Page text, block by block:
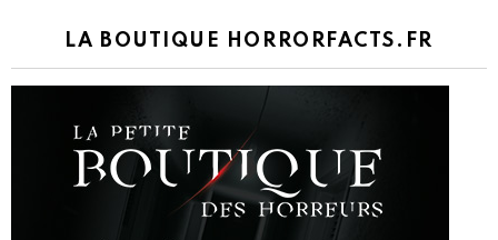
LA BOUTIQUE HORRORFACTS.FR